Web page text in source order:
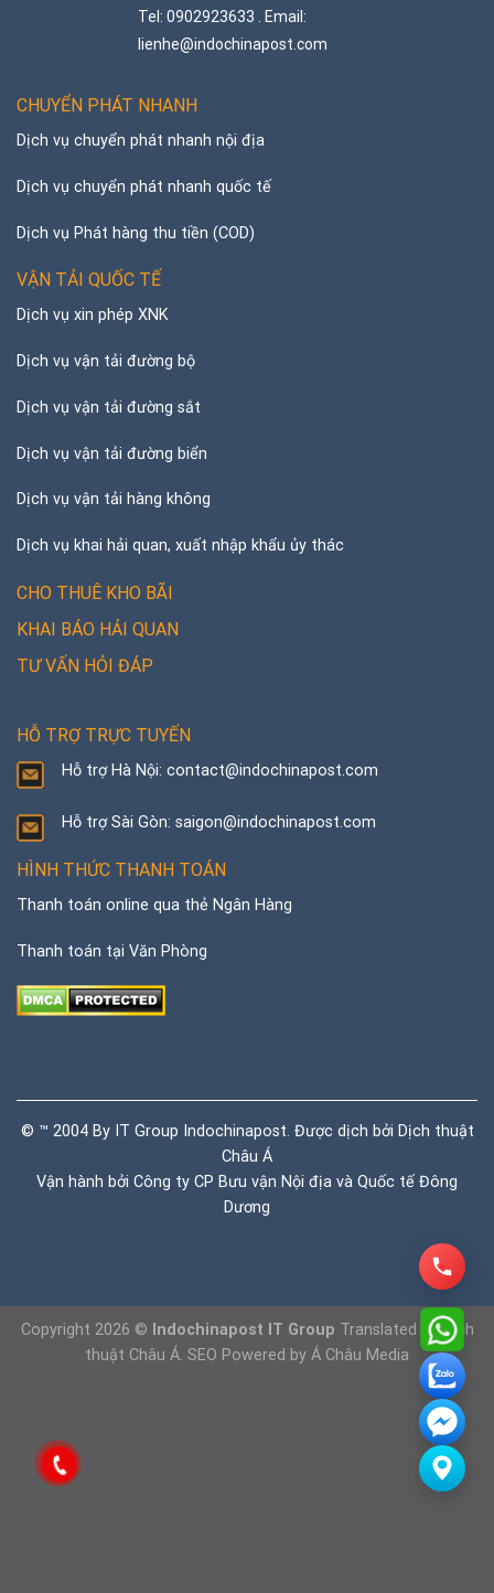
Tel: 0902923633 . Email:
lienhe@indochinapost.com
CHUYỂN PHÁT NHANH
Dịch vụ chuyển phát nhanh nội địa
Dịch vụ chuyển phát nhanh quốc tế
Dịch vụ Phát hàng thu tiền (COD)
VẬN TẢI QUỐC TẾ
Dịch vụ xin phép XNK
Dịch vụ vận tải đường bộ
Dịch vụ vận tải đường sắt
Dịch vụ vận tải đường biển
Dịch vụ vận tải hàng không
Dịch vụ khai hải quan, xuất nhập khẩu ủy thác
CHO THUÊ KHO BÃI
KHAI BÁO HẢI QUAN
TƯ VẤN HỎI ĐÁP
HỖ TRỢ TRỰC TUYẾN
Hỗ trợ Hà Nội: contact@indochinapost.com
Hỗ trợ Sài Gòn: saigon@indochinapost.com
HÌNH THỨC THANH TOÁN
Thanh toán online qua thẻ Ngân Hàng
Thanh toán tại Văn Phòng
© ™ 2004 By IT Group Indochinapost. Được dịch bởi Dịch thuật
Châu Á
Vận hành bởi Công ty CP Bưu vận Nội địa và Quốc tế Đông
Dương
Copyright 2026 © Indochinapost IT Group Translated byDịch
thuật Châu Á. SEO Powered by Á Châu Media